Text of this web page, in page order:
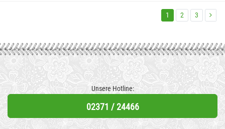
1 2 3
Unsere Hotline:
02371 / 24466